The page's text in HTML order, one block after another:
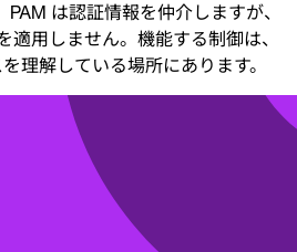
は認証情報を仲介しますが、
適用しません。機能する制御は、
理解している場所にあります。